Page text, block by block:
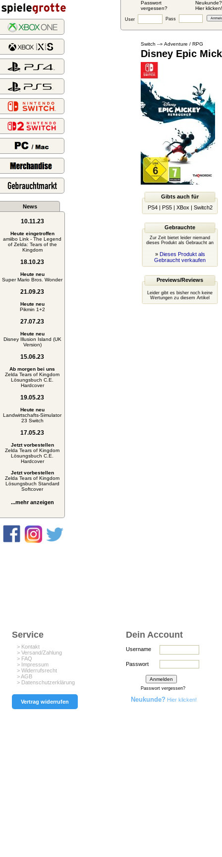
Passwort
vergessen?
Neukunde?
Hier klicken!
User Pass
News
10.11.23
Heute eingetroffen
amiibo Link - The Legend
of Zelda: Tears of the
Kingdom
18.10.23
Heute neu
Super Mario Bros. Wonder
21.09.23
Heute neu
Pikmin 1+2
27.07.23
Heute neu
Disney Illusion Island (UK
Version)
15.06.23
Ab morgen bei uns
Zelda Tears of Kingdom
Lösungsbuch C.E.
Hardcover
19.05.23
Heute neu
Landwirtschafts-Simulator
23 Switch
17.05.23
Jetzt vorbestellen
Zelda Tears of Kingdom
Lösungsbuch C.E.
Hardcover
Jetzt vorbestellen
Zelda Tears of Kingdom
Lösungsbuch Standard
Softcover
...mehr anzeigen
Switch --» Adventure / RPG
Disney Epic
Gibts auch für
PS4| PS5| XBox | Switch2
Gebrauchte
Zur Zeit bietet leider niemand
dieses Produkt als Gebraucht an
» Dieses Produkt als
Gebraucht verkaufen
Previews/Reviews
Leider gibt es bisher noch keine
Wertungen zu diesem Artikel
Service
> Kontakt
> Versand/Zahlung
> FAQ
> Impressum
> Widerrufsrecht
> AGB
> Datenschutzerklärung
Vertrag widerrufen
Dein Account
Username
Passwort
Passwort vergessen?
Neukunde? Hier klicken!